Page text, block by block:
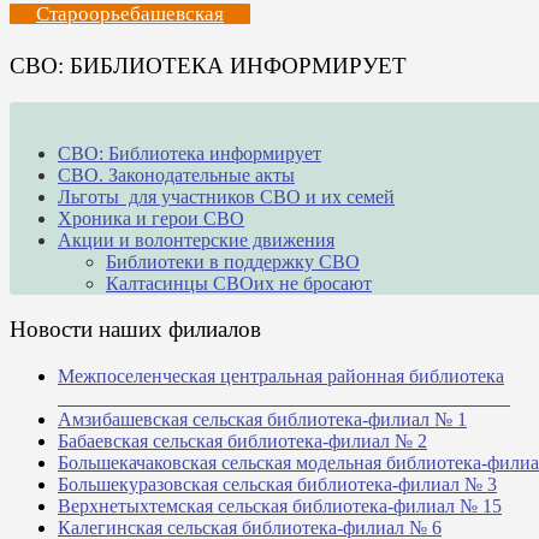
Староорьебашевская
СВО: БИБЛИОТЕКА ИНФОРМИРУЕТ
СВО: Библиотека информирует
СВО. Законодательные акты
Льготы для участников СВО и их семей
Хроника и герои СВО
Акции и волонтерские движения
Библиотеки в поддержку СВО
Калтасинцы СВОих не бросают
Новости наших филиалов
Межпоселенческая центральная районная библиотека
Амзибашевская сельская библиотека-филиал № 1
Бабаевская сельская библиотека-филиал № 2
Большекачаковская сельская модельная библиотека-
Большекуразовская сельская библиотека-филиал № 3
Верхнетыхтемская сельская библиотека-филиал № 15
Калегинская сельская библиотека-филиал № 6